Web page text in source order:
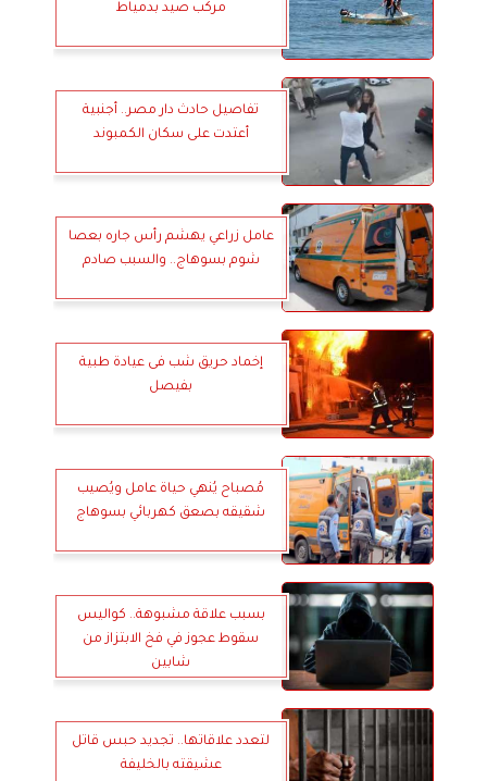
مركب صيد بدمياط
تفاصيل حادث دار مصر.. أجنبية
أعتدت على سكان الكمبوند
عامل زراعي يهشم رأس جاره بعصا
شوم بسوهاج.. والسبب صادم
إخماد حريق شب فى عيادة طبية
بفيصل
مُصباح يُنهي حياة عامل ويُصيب
شقيقه بصعق كهربائي بسوهاج
بسبب علاقة مشبوهة.. كواليس
سقوط عجوز في فخ الابتزاز من
شابين
لتعدد علاقاتها.. تجديد حبس قاتل
عشيقته بالخليفة